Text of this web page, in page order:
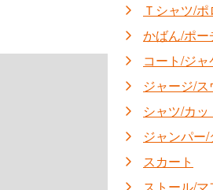
Ｔシャツ/
かばん/ポー
コート/ジャ
ジャージ/ス
シャツ/カ
ジャンパー
スカート